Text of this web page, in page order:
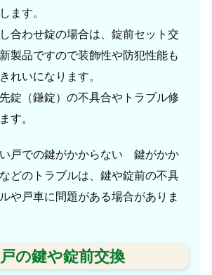
ます。
合わせ錠の場合は、錠前セット交
製品ですので装飾性や防犯性能も
れいになります。
錠（鎌錠）の不具合やトラブル修
す。
戸での鍵がかからない 鍵がかか
どのトラブルは、鍵や錠前の不具
や戸車に問題がある場合がありま
の鍵や錠前交換